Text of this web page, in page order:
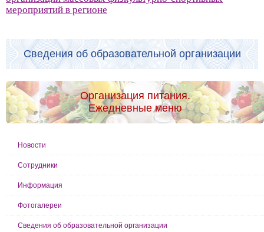
мероприятий в регионе
Сведения об образовательной организации
Организация питания.
Ежедневные меню
Новости
Сотрудники
Информация
Фотогалереи
Сведения об образовательной организации